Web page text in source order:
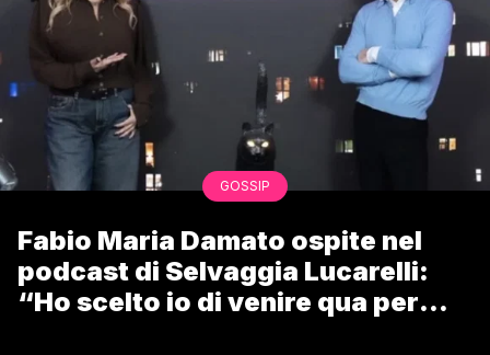
GOSSIP
Fabio Maria Damato ospite nel
podcast di Selvaggia Lucarelli:
“Ho scelto io di venire qua per